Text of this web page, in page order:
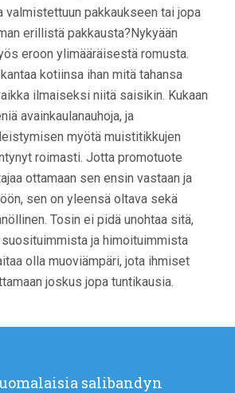
valmistettuun pakkaukseen tai jopa
erillistä pakkausta?Nykyään
eroon ylimääräisestä romusta.
kotiinsa ihan mitä tahansa
ilmaiseksi niitä saisikin. Kukaan
avainkaulanauhoja, ja
myötä muistitikkujen
roimasti. Jotta promotuote
ottamaan sen ensin vastaan ja
sen on yleensä oltava sekä
Tosin ei pidä unohtaa sitä,
ja himoituimmista
olla muoviämpäri, jota ihmiset
joskus jopa tuntikausia.
salibandyn